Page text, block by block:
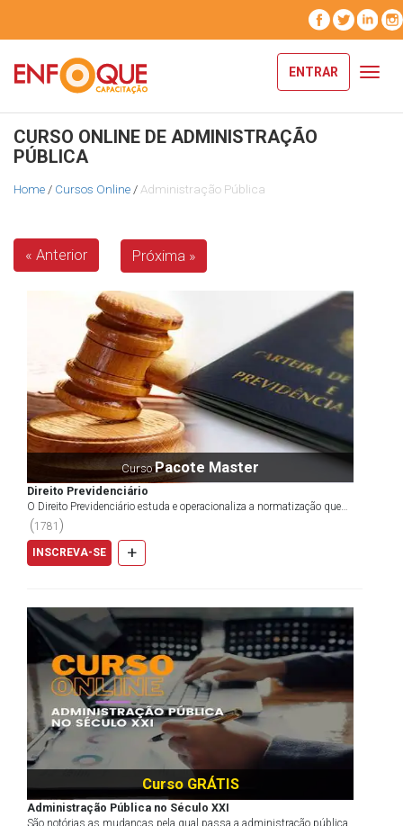
ENTRAR
CURSO ONLINE DE ADMINISTRAÇÃO
PÚBLICA
Home / Cursos Online / Administração Pública
« Anterior Próxima »
CursoPacote Master
Direito Previdenciário
O Direito Previdenciário estuda e operacionaliza a normatização que
envolve a seguridade social com foco principal...
(1781 )
INSCREVA-SE +
Curso GRÁTIS
Administração Pública no Século XXI
São notórias as mudanças pela qual passa a administração pública.